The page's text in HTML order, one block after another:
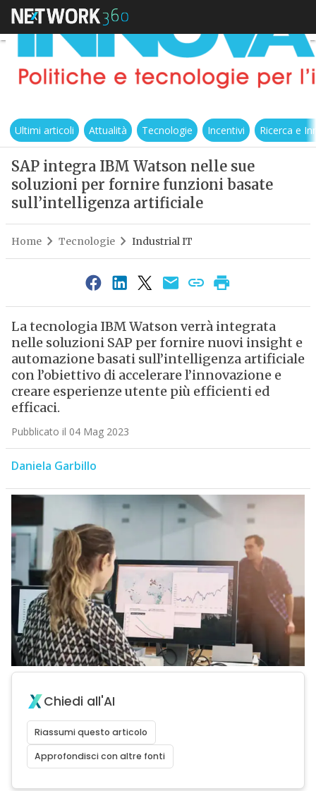
Ultimi articoli Attualità Tecnologie Incentivi Ricerca e
SAP integra IBM Watson nelle sue
soluzioni per fornire funzioni basate
sull’intelligenza artificiale
Home Tecnologie Industrial IT
La tecnologia IBM Watson verrà integrata
nelle soluzioni SAP per fornire nuovi insight e
automazione basati sull’intelligenza artificiale
con l’obiettivo di accelerare l’innovazione e
creare esperienze utente più efficienti ed
efficaci.
Pubblicato il 04 Mag 2023
Daniela Garbillo
Chiedi all'AI
Riassumi questo articolo
Approfondisci con altre fonti